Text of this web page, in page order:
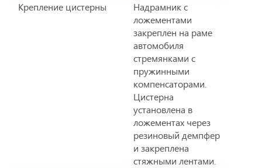
Крепление цистерны
Надрамник с
ложементами
закреплен на раме
автомобиля
стремянками с
пружинными
компенсаторами.
Цистерна
установлена в
ложементах через
резиновый демпфер
и закреплена
стяжными лентами.